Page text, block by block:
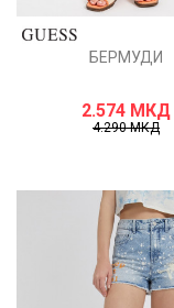
БЕРМУДИ
2.574 МКД
4.290МКД